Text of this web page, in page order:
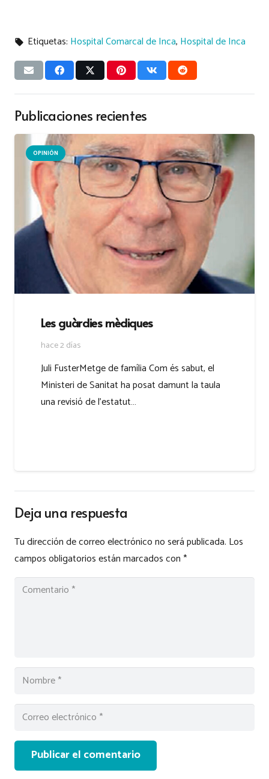
local_offer Etiquetas: Hospital Comarcal de Inca, Hospital de Inca
Publicaciones recientes
OPINIÓN
Les guàrdies mèdiques
hace 2 días
Juli FusterMetge de família Com és sabut, el
Ministeri de Sanitat ha posat damunt la taula
una revisió de l’estatut…
Deja una respuesta
Tu dirección de correo electrónico no será publicada. Los
campos obligatorios están marcados con*
Publicar el comentario